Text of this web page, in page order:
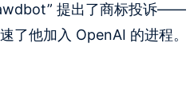
提出了商标投诉——
了他加入 OpenAI 的进程。